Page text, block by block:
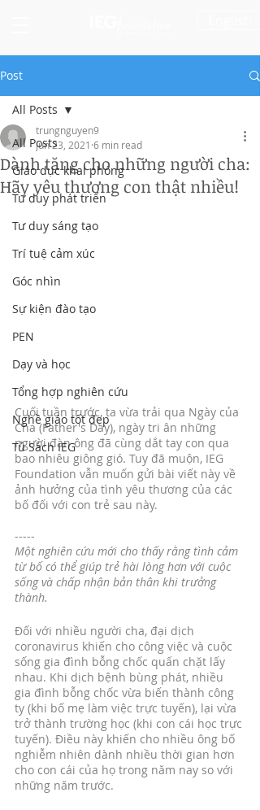
Post
All Posts
Giáo dục khai phóng
Tư duy phát triển
Tư duy sáng tạo
Trí tuệ cảm xúc
Góc nhìn
Sự kiện đào tạo
PEN
Dạy và học
Tổng hợp nghiên cứu
Nghề giáo tốt đẹp
Tủ Sách IEG
All Posts
Dành tặng cho những người cha:
Hãy yêu thương con thật nhiều!
trungnguyen9
Jun 23, 2021 6 min read
Cuối tuần trước, ta vừa trải qua Ngày của
Cha (Father's Day), ngày tri ân những
người đàn ông đã cùng dắt tay con qua
bao nhiêu giông gió. Tuy đã muộn, IEG
Foundation vẫn muốn gửi bài viết này về
ảnh hưởng của tình yêu thương của các
bố đối với con trẻ sau này.
-----
Một nghiên cứu mới cho thấy rằng tình cảm
từ bố có thể giúp trẻ hài lòng hơn với cuộc
sống và chấp nhận bản thân khi trưởng
thành.
Đối với nhiều người cha, đại dịch
coronavirus khiến cho công việc và cuộc
sống gia đình bỗng chốc quấn chặt lấy
nhau. Khi dịch bệnh bùng phát, nhiều
gia đình bỗng chốc vừa biến thành công
ty (khi bố mẹ làm việc trực tuyến), lại vừa
trở thành trường học (khi con cái học trực
tuyến). Điều này khiến cho nhiều ông bố
nghiễm nhiên dành nhiều thời gian hơn
cho con cái của họ trong năm nay so với
những năm trước.